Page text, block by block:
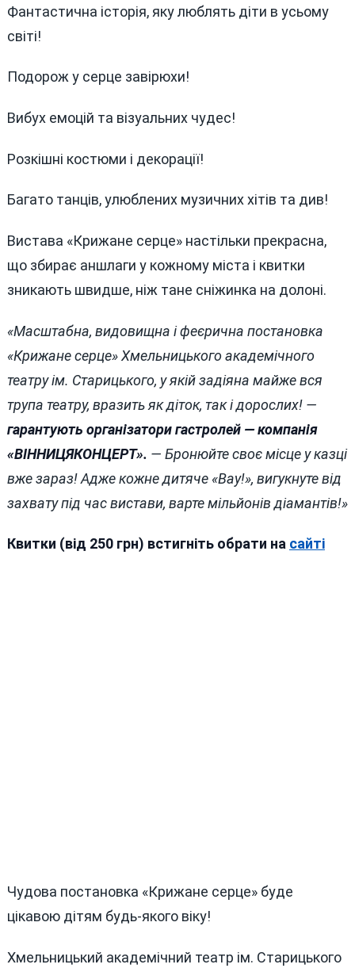
Фантастична історія, яку люблять діти в усьому
світі!
Подорож у серце завірюхи!
Вибух емоцій та візуальних чудес!
Розкішні костюми і декорації!
Багато танців, улюблених музичних хітів та див!
Вистава «Крижане серце» настільки прекрасна,
що збирає аншлаги у кожному міста і квитки
зникають швидше, ніж тане сніжинка на долоні.
«Масштабна, видовищна і феєрична постановка
«Крижане серце» Хмельницького академічного
театру ім. Старицького, у якій задіяна майже вся
трупа театру, вразить як діток, так і дорослих! —
гарантують організатори гастролей — компанія
«ВІННИЦЯКОНЦЕРТ». — Бронюйте своє місце у казці
вже зараз! Адже кожне дитяче «Вау!», вигукнуте від
захвату під час вистави, варте мільйонів діамантів!»
Квитки (від 250 грн) встигніть обрати на сайті
Чудова постановка «Крижане серце» буде
цікавою дітям будь-якого віку!
Хмельницький академічний театр ім. Старицького